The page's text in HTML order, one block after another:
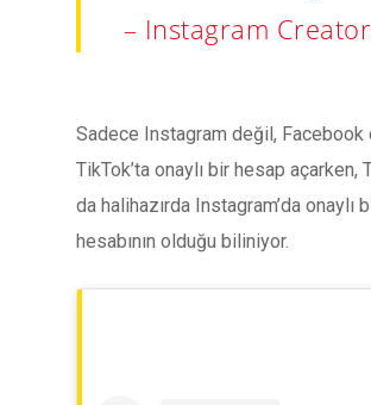
– Instagram
Sadece Instagram değil, Facebook
TikTok’ta onaylı bir hesap açarken,
da halihazırda Instagram’da onaylı
hesabının olduğu biliniyor.